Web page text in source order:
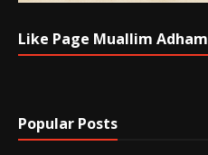
Like Page Muallim Adham
Popular Posts